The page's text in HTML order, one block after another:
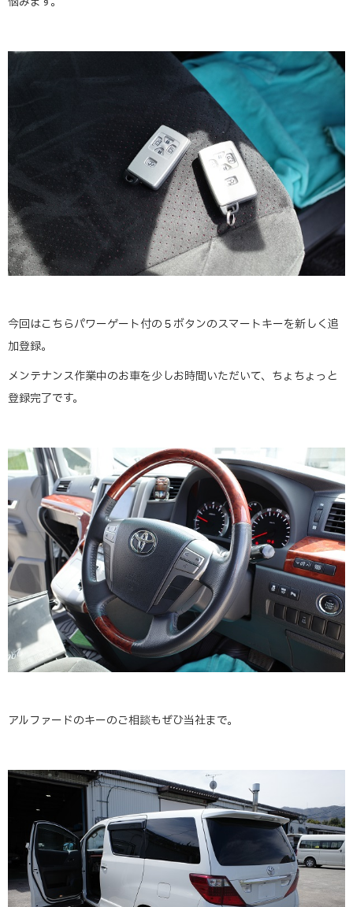
今回はこちらパワーゲート付の５ボタンのスマートキーを新しく追
加登録。
メンテナンス作業中のお車を少しお時間いただいて、ちょちょっと
登録完了です。
アルファードのキーのご相談もぜひ当社まで。